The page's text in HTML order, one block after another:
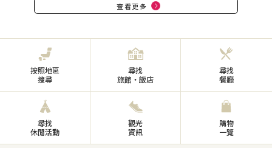
查看更多
按照地區
搜尋
尋找
旅館・飯店
尋找
餐廳
尋找
休閒活動
觀光
資訊
購物
一覽